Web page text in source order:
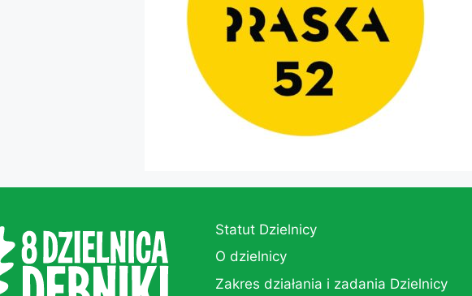
Statut Dzielnicy
O dzielnicy
Zakres działania i zadania Dzielnicy